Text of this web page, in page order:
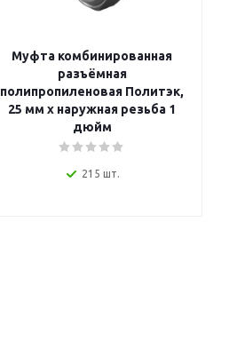
Муфта комбинированная
разъёмная
полипропиленовая Политэк,
25 мм x наружная резьба 1
дюйм
215 шт.